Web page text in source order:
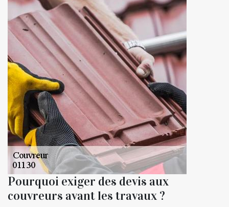
Pourquoi exiger des devis aux
couvreurs avant les travaux ?